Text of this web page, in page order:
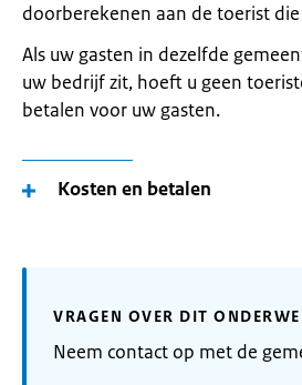
doorberekenen aan de toerist
Als uw gasten in dezelfde
uw bedrijf zit, hoeft u geen
betalen voor uw gasten.
Kosten en betalen
VRAGEN OVER DIT
Neem contact op met de